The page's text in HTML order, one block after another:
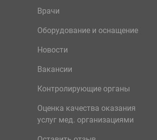
Врачи
Оборудование и оснащение
Новости
Вакансии
Контролирующие органы
Оценка качества оказания
услуг мед. организациями